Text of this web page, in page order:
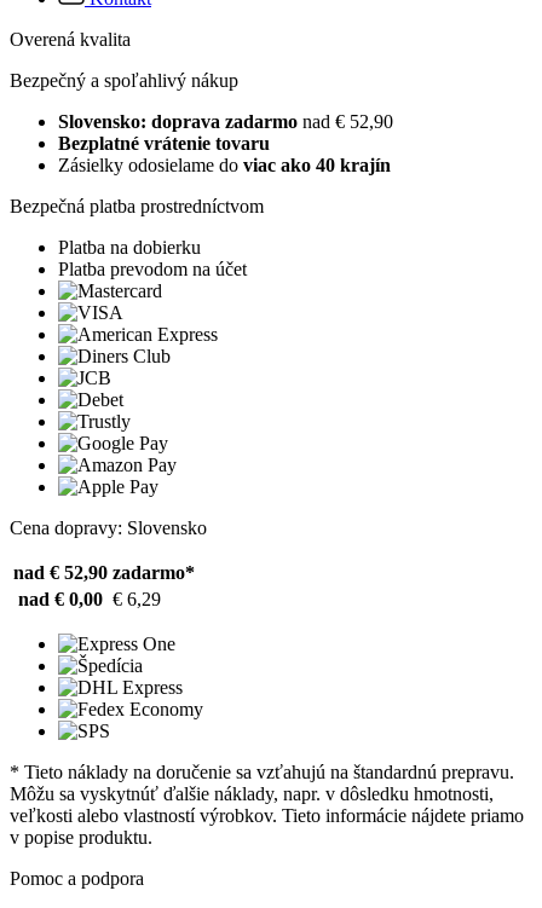
Overená kvalita
Bezpečný a spoľahlivý nákup
Slovensko: doprava zadarmo nad € 52,90
Bezplatné vrátenie tovaru
Zásielky odosielame do viac ako 40 krajín
Bezpečná platba prostredníctvom
Platba na dobierku
Platba prevodom na účet
Cena dopravy: Slovensko
nad € 52,90 zadarmo*
nad € 0,00 € 6,29
* Tieto náklady na doručenie sa vzťahujú na štandardnú prepravu.
Môžu sa vyskytnúť ďalšie náklady, napr. v dôsledku hmotnosti,
veľkosti alebo vlastností výrobkov. Tieto informácie nájdete priamo
v popise produktu.
Pomoc a podpora